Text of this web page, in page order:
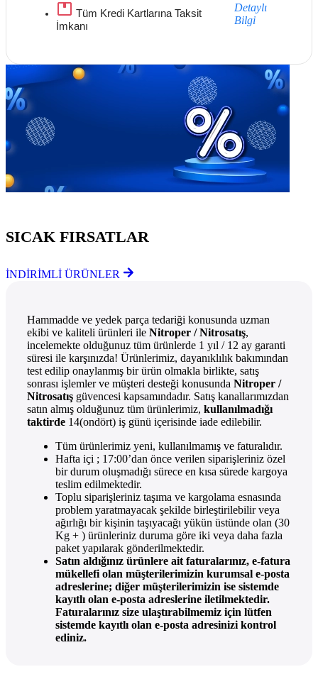
Tüm Kredi Kartlarına Taksit
İmkanı
Detaylı
Bilgi
SICAK FIRSATLAR
İNDİRİMLİ ÜRÜNLER
Hammadde ve yedek parça tedariği konusunda uzman
ekibi ve kaliteli ürünleri ile Nitroper / Nitrosatış,
incelemekte olduğunuz tüm ürünlerde 1 yıl / 12 ay garanti
süresi ile karşınızda! Ürünlerimiz, dayanıklılık bakımından
test edilip onaylanmış bir ürün olmakla birlikte, satış
sonrası işlemler ve müşteri desteği konusunda Nitroper /
Nitrosatış güvencesi kapsamındadır. Satış kanallarımızdan
satın almış olduğunuz tüm ürünlerimiz, kullanılmadığı
taktirde 14(ondört) iş günü içerisinde iade edilebilir.
Tüm ürünlerimiz yeni, kullanılmamış ve faturalıdır.
Hafta içi ; 17:00’dan önce verilen siparişleriniz özel
bir durum oluşmadığı sürece en kısa sürede kargoya
teslim edilmektedir.
Toplu siparişleriniz taşıma ve kargolama esnasında
problem yaratmayacak şekilde birleştirilebilir veya
ağırlığı bir kişinin taşıyacağı yükün üstünde olan (30
Kg + ) ürünleriniz duruma göre iki veya daha fazla
paket yapılarak gönderilmektedir.
Satın aldığınız ürünlere ait faturalarınız, e-fatura
mükellefi olan müşterilerimizin kurumsal e-posta
adreslerine; diğer müşterilerimizin ise sistemde
kayıtlı olan e-posta adreslerine iletilmektedir.
Faturalarınız size ulaştırabilmemiz için lütfen
sistemde kayıtlı olan e-posta adresinizi kontrol
ediniz.